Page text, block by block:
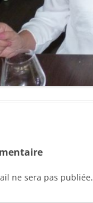
ne sera pas publiée.